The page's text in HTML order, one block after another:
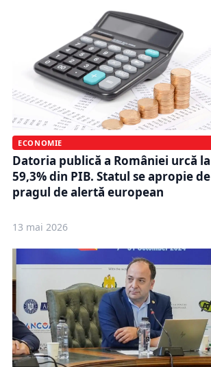
ECONOMIE
Datoria publică a României urcă la
59,3% din PIB. Statul se apropie de
pragul de alertă european
13 mai 2026